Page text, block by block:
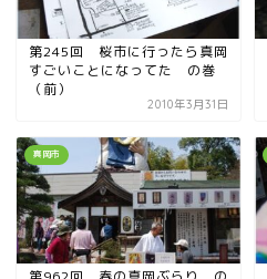
第245回 桜市に行ったら真岡
すごいことになってた の巻
（前）
2010年3月31日
真岡市
日